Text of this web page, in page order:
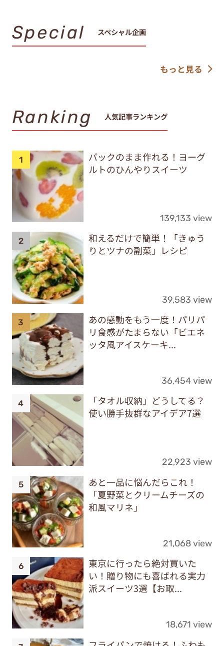
Special スペシャル企画
もっと見る
Ranking 人気記事ランキング
パックのまま作れる！ヨーグ
ルトのひんやりスイーツ
139,133 view
和えるだけで簡単！「きゅう
りとツナの副菜」レシピ
39,583 view
あの感動をもう一度！パリパ
リ食感がたまらない「ビエネ
ッタ風アイスケーキ...
36,454 view
「タオル収納」どうしてる？
使い勝手抜群なアイデア7選
22,923 view
あと一品に悩んだらこれ！
「夏野菜とクリームチーズの
和風マリネ」
21,068 view
東京に行ったら絶対買いた
い！贈り物にも喜ばれる実力
派スイーツ3選【お取...
18,671 view